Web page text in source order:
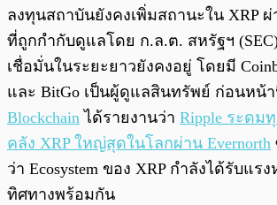
ลงทุนสถาบันยังคงเพิ่มสถานะใน XRP ผ่
ที่ถูกกำกับดูแลโดย ก.ล.ต. สหรัฐฯ
เชื่อมั่นในระยะยาวยังคงอยู่ โดยมี
และ BitGo เป็นผู้ดูแลสินทรัพย์ ก่อนหน้า
Blockchain ได้รายงานว่า Ripple ระดม
คลัง XRP ใหญ่สุดในโลกผ่าน Evernorth
ว่า Ecosystem ของ XRP กำลังได้รับแร
ทิศทางพร้อมกัน